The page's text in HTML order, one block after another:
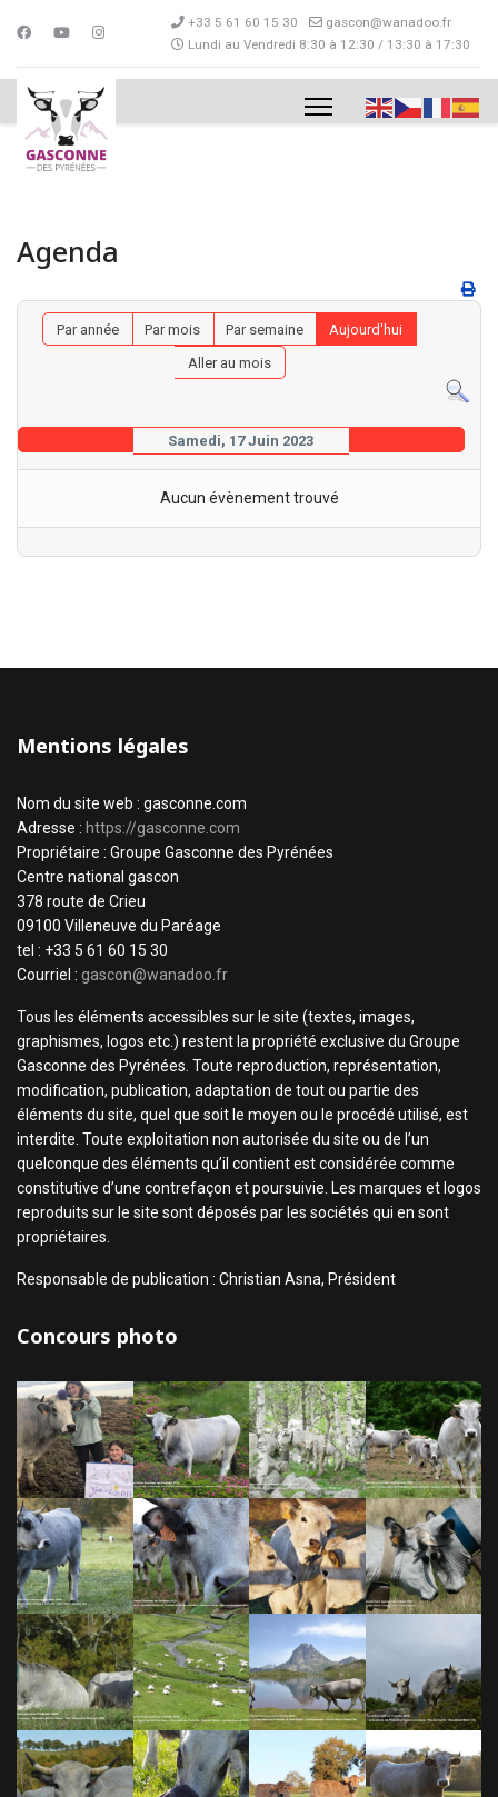
+33 5 61 60 15 30
gascon@wanadoo.fr
Lundi au Vendredi 8:30 à 12:30 / 13:30 à 17:30
Agenda
Par année Par mois Par semaine
Aujourd'hui
Aller au mois
Samedi, 17 Juin 2023
Aucun évènement trouvé
Mentions légales
Nom du site web : gasconne.com
Adresse : https://gasconne.com
Propriétaire : Groupe Gasconne des Pyrénées
Centre national gascon
378 route de Crieu
09100 Villeneuve du Paréage
tel : +33 5 61 60 15 30
Courriel : gascon@wanadoo.fr
Tous les éléments accessibles sur le site (textes, images,
graphismes, logos etc.) restent la propriété exclusive du Groupe
Gasconne des Pyrénées. Toute reproduction, représentation,
modification, publication, adaptation de tout ou partie des
éléments du site, quel que soit le moyen ou le procédé utilisé, est
interdite. Toute exploitation non autorisée du site ou de l’un
quelconque des éléments qu’il contient est considérée comme
constitutive d’une contrefaçon et poursuivie. Les marques et logos
reproduits sur le site sont déposés par les sociétés qui en sont
propriétaires.
Responsable de publication : Christian Asna, Président
Concours photo